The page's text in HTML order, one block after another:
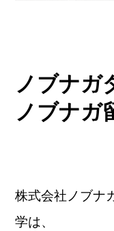
ノブナガ
ノブナガ
株式会社ノブナ
学は、